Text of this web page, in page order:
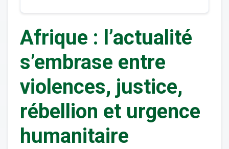
Afrique : l’actualité
s’embrase entre
violences, justice,
rébellion et urgence
humanitaire